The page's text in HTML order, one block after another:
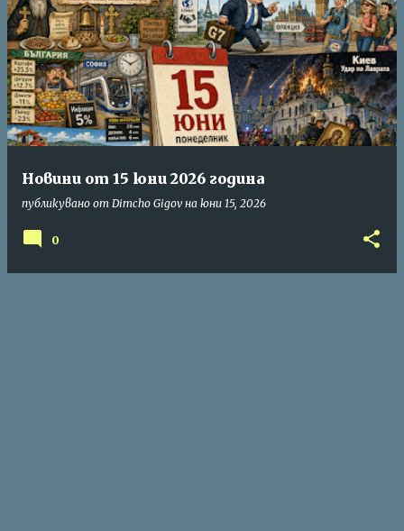
Новини от 15 юни 2026 година
публикувано от Dimcho Gigov на юни 15, 2026
0